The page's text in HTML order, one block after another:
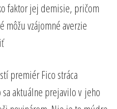
faktor jej demisie, pričom
vzájomné averzie
premiér Fico stráca
sa aktuálne prejavilo v jeho